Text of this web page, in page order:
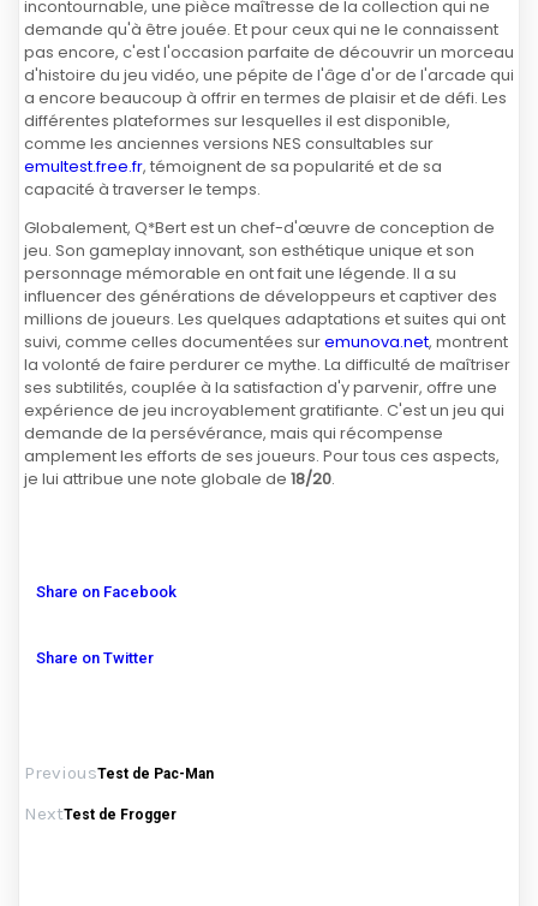
incontournable, une pièce maîtresse de la collection qui ne
demande qu'à être jouée. Et pour ceux qui ne le connaissent
pas encore, c'est l'occasion parfaite de découvrir un morceau
d'histoire du jeu vidéo, une pépite de l'âge d'or de l'arcade qui
a encore beaucoup à offrir en termes de plaisir et de défi. Les
différentes plateformes sur lesquelles il est disponible,
comme les anciennes versions NES consultables sur
emultest.free.fr, témoignent de sa popularité et de sa
capacité à traverser le temps.
Globalement, Q*Bert est un chef-d'œuvre de conception de
jeu. Son gameplay innovant, son esthétique unique et son
personnage mémorable en ont fait une légende. Il a su
influencer des générations de développeurs et captiver des
millions de joueurs. Les quelques adaptations et suites qui ont
suivi, comme celles documentées suremunova.net, montrent
la volonté de faire perdurer ce mythe. La difficulté de maîtriser
ses subtilités, couplée à la satisfaction d'y parvenir, offre une
expérience de jeu incroyablement gratifiante. C'est un jeu qui
demande de la persévérance, mais qui récompense
amplement les efforts de ses joueurs. Pour tous ces aspects,
je lui attribue une note globale de 18/20.
Share on Facebook
Share on Twitter
PreviousTest de Pac-Man
NextTest de Frogger